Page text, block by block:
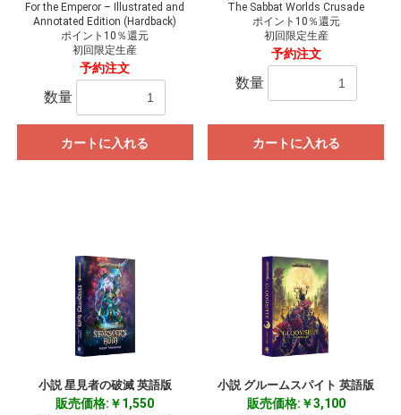
For the Emperor – Illustrated and
Annotated Edition (Hardback)
ポイント10％還元
初回限定生産
予約注文
数量
カートに入れる
The Sabbat Worlds Crusade
ポイント10％還元
初回限定生産
予約注文
数量
カートに入れる
小説 星見者の破滅 英語版
販売価格:￥1,550
小説 グルームスパイト 英語版
販売価格:￥3,100